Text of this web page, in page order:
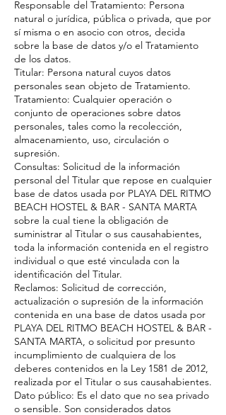
Responsable del Tratamiento: Persona
natural o jurídica, pública o privada, que por
sí misma o en asocio con otros, decida
sobre la base de datos y/o el Tratamiento
de los datos.
Titular: Persona natural cuyos datos
personales sean objeto de Tratamiento.
Tratamiento: Cualquier operación o
conjunto de operaciones sobre datos
personales, tales como la recolección,
almacenamiento, uso, circulación o
supresión.
Consultas: Solicitud de la información
personal del Titular que repose en cualquier
base de datos usada por PLAYA DEL RITMO
BEACH HOSTEL & BAR - SANTA MARTA
sobre la cual tiene la obligación de
suministrar al Titular o sus causahabientes,
toda la información contenida en el registro
individual o que esté vinculada con la
identificación del Titular.
Reclamos: Solicitud de corrección,
actualización o supresión de la información
contenida en una base de datos usada por
PLAYA DEL RITMO BEACH HOSTEL & BAR -
SANTA MARTA, o solicitud por presunto
incumplimiento de cualquiera de los
deberes contenidos en la Ley 1581 de 2012,
realizada por el Titular o sus causahabientes.
Dato público: Es el dato que no sea privado
o sensible. Son considerados datos